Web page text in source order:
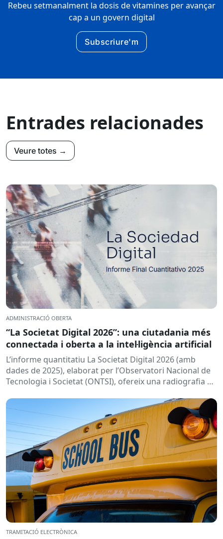
Rebeu setmanalment la dosis de vitamines per avançar
cap a un govern digital
Subscriure'm
Entrades relacionades
Veure totes →
ADMINISTRACIÓ OBERTA
“La Societat Digital 2026”: una ciutadania més
connectada i oberta a la intel·ligència artificial
L’informe quantitatiu La Societat Digital 2026 (amb
dades de 2025), elaborat per l’Observatori Nacional de
Tecnologia i Societat (ONTSI), ofereix una radiografia de
TRAMITACIÓ ELECTRÒNICA